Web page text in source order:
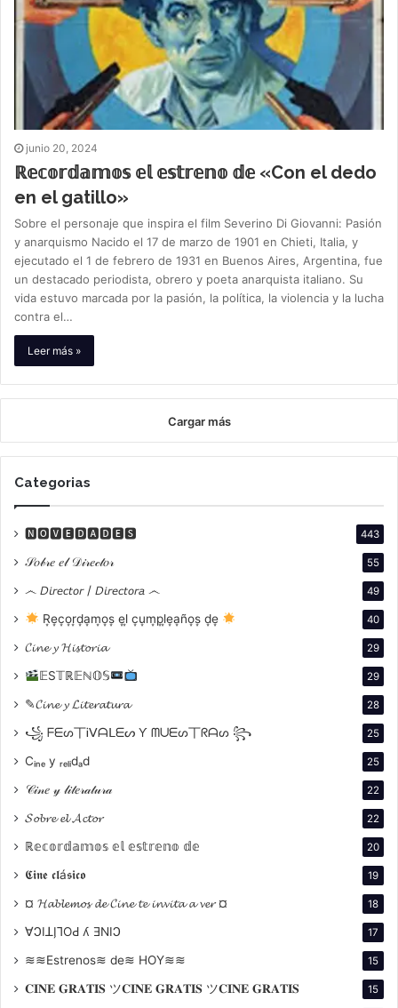
junio 20, 2024
ℝ𝕖𝕔𝕠𝕣𝕕𝕒𝕞𝕠𝕤 𝕖𝕝 𝕖𝕤𝕥𝕣𝕖𝕟𝕠 𝕕𝕖 «Con el dedo
en el gatillo»
Sobre el personaje que inspira el film Severino Di Giovanni: Pasión
y anarquismo Nacido el 17 de marzo de 1901 en Chieti, Italia, y
ejecutado el 1 de febrero de 1931 en Buenos Aires, Argentina, fue
un destacado periodista, obrero y poeta anarquista italiano. Su
vida estuvo marcada por la pasión, la política, la violencia y la lucha
contra el…
Leer más »
Cargar más
Categorias
🅽🅾🆅🅴🅳🅰🅳🅴🆂 443
𝒮𝑜𝒷𝓇𝑒 𝑒𝓁 𝒟𝒾𝓇𝑒𝒸𝓉𝑜𝓇 55
෴ 𝘋𝘪𝘳𝘦𝘤𝘵𝘰𝘳 / 𝘋𝘪𝘳𝘦𝘤𝘵𝘰𝘳𝘢 ෴ 49
R͙e͙c͙o͙r͙d͙a͙m͙o͙s͙ e͙l͙ c͙u͙m͙p͙l͙e͙a͙ño͙s͙ d͙e͙ 40
𝓒𝓲𝓷𝓮 𝔂 𝓗𝓲𝓼𝓽𝓸𝓻𝓲𝓪 29
𝔼S𝕋ℝ𝔼ℕ𝕆𝕊 29
✎𝓒𝓲𝓷𝓮 𝔂 𝓛𝓲𝓽𝓮𝓻𝓪𝓽𝓾𝓻𝓪 28
꧁ ᖴᗴᔕ丅Ꭵᐯᗩᒪᗴᔕ Ƴ ᗰᑌᗴᔕ丅ᖇᗩᔕ ꧂ 25
Cᵢₙₑ y ᵣₑₗᵢdₐd 25
𝒞𝒾𝓃𝑒 𝓎 𝓁𝒾𝓉𝑒𝓇𝒶𝓉𝓊𝓇𝒶 22
𝓢𝓸𝓫𝓻𝓮 𝓮𝓵 𝓐𝓬𝓽𝓸𝓻 22
ℝ𝕖𝕔𝕠𝕣𝕕𝕒𝕞𝕠𝕤 𝕖𝕝 𝕖𝕤𝕥𝕣𝕖𝕟𝕠 𝕕𝕖 20
𝕮𝖎𝖓𝖊 𝖈𝖑á𝖘𝖎𝖈𝖔 19
¤ 𝓗𝓪𝓫𝓵𝓮𝓶𝓸𝓼 𝓭𝓮 𝓒𝓲𝓷𝓮 𝓽𝓮 𝓲𝓷𝓿𝓲𝓽𝓪 𝓪 𝓿𝓮𝓻 ¤ 18
∀ϽIꓕI̗⅂OԀ ʎ ƎNIϽ 17
≋≋Estrenos≋ de≋ HOY≋≋ 15
𝐂𝐈𝐍𝐄 𝐆𝐑𝐀𝐓𝐈𝐒 ツ𝐂𝐈𝐍𝐄 𝐆𝐑𝐀𝐓𝐈𝐒 ツ𝐂𝐈𝐍𝐄 𝐆𝐑𝐀𝐓𝐈𝐒 15